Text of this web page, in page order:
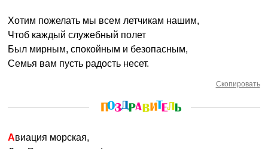
Хотим пожелать мы всем летчикам нашим,
Чтоб каждый служебный полет
Был мирным, спокойным и безопасным,
Семья вам пусть радость несет.
Скопировать
Авиация морская,